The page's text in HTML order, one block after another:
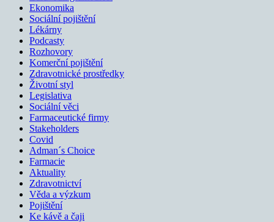
Ekonomika
Sociální pojištění
Lékárny
Podcasty
Rozhovory
Komerční pojištění
Zdravotnické prostředky
Životní styl
Legislativa
Sociální věci
Farmaceutické firmy
Stakeholders
Covid
Adman´s Choice
Farmacie
Aktuality
Zdravotnictví
Věda a výzkum
Pojištění
Ke kávě a čaji